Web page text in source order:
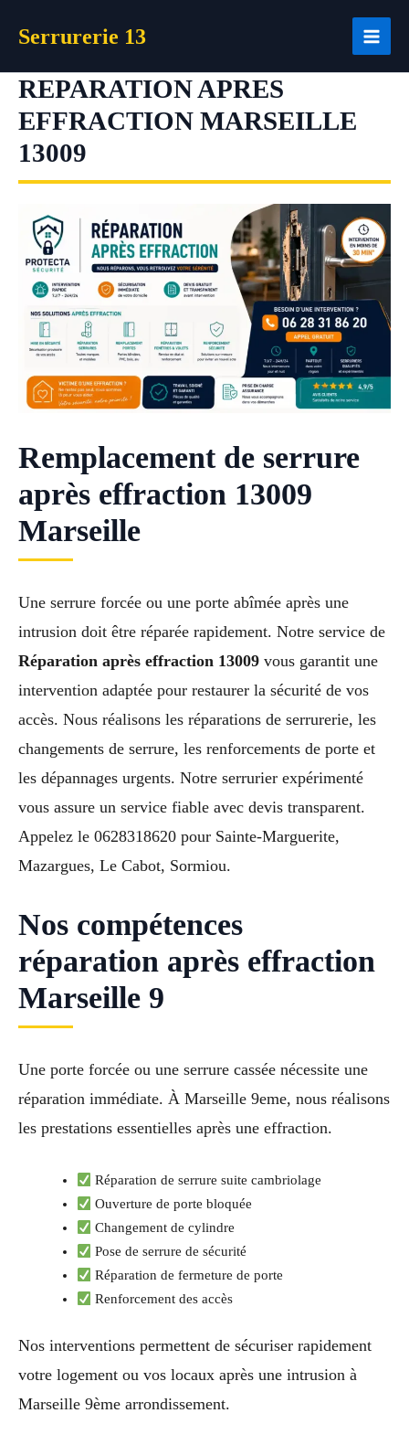
Serrurerie 13
REPARATION APRES
EFFRACTION MARSEILLE
13009
Remplacement de serrure
après effraction 13009
Marseille
Une serrure forcée ou une porte abîmée après une
intrusion doit être réparée rapidement. Notre service de
Réparation après effraction 13009 vous garantit une
intervention adaptée pour restaurer la sécurité de vos
accès. Nous réalisons les réparations de serrurerie, les
changements de serrure, les renforcements de porte et
les dépannages urgents. Notre serrurier expérimenté
vous assure un service fiable avec devis transparent.
Appelez le 0628318620 pour Sainte-Marguerite,
Mazargues, Le Cabot, Sormiou.
Nos compétences
réparation après effraction
Marseille 9
Une porte forcée ou une serrure cassée nécessite une
réparation immédiate. À Marseille 9eme, nous réalisons
les prestations essentielles après une effraction.
Réparation de serrure suite cambriolage
Ouverture de porte bloquée
Changement de cylindre
Pose de serrure de sécurité
Réparation de fermeture de porte
Renforcement des accès
Nos interventions permettent de sécuriser rapidement
votre logement ou vos locaux après une intrusion à
Marseille 9ème arrondissement.